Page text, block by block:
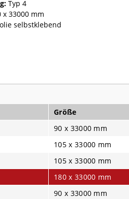
Typ 4
x 33000 mm
selbstklebend
Größe
90 x 33000 mm
105 x 33000 mm
105 x 33000 mm
180 x 33000 mm
90 x 33000 mm